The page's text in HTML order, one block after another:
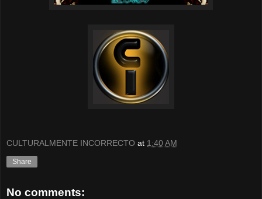
CULTURALMENTE INCORRECTO at 1:40 AM
Share
No comments: